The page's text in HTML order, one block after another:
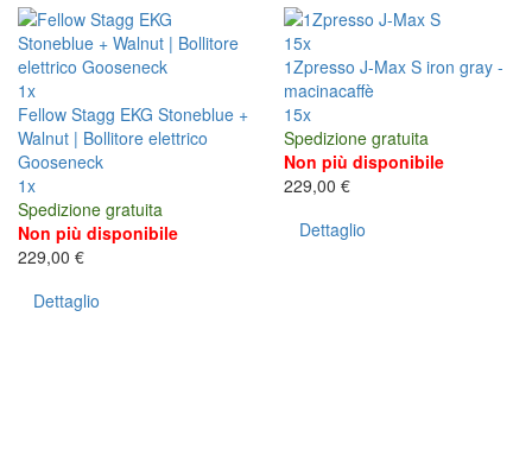
1x
Fellow Stagg EKG Stoneblue +
Walnut | Bollitore elettrico
Gooseneck
1x
Spedizione gratuita
Non più disponibile
229,00 €
Dettaglio
15x
1Zpresso J-Max S iron gray -
macinacaffè
15x
Spedizione gratuita
Non più disponibile
229,00 €
Dettaglio